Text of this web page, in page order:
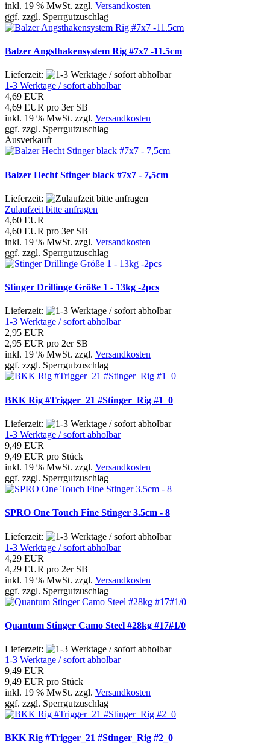
inkl. 19 % MwSt. zzgl. Versandkosten
ggf. zzgl. Sperrgutzuschlag
Balzer Angsthakensystem Rig #7x7 -11.5cm
Lieferzeit:
1-3 Werktage / sofort abholbar
4,69 EUR
4,69 EUR pro 3er SB
inkl. 19 % MwSt. zzgl. Versandkosten
ggf. zzgl. Sperrgutzuschlag
Ausverkauft
Balzer Hecht Stinger black #7x7 - 7,5cm
Lieferzeit:
Zulaufzeit bitte anfragen
4,60 EUR
4,60 EUR pro 3er SB
inkl. 19 % MwSt. zzgl. Versandkosten
ggf. zzgl. Sperrgutzuschlag
Stinger Drillinge Größe 1 - 13kg -2pcs
Lieferzeit:
1-3 Werktage / sofort abholbar
2,95 EUR
2,95 EUR pro 2er SB
inkl. 19 % MwSt. zzgl. Versandkosten
ggf. zzgl. Sperrgutzuschlag
BKK Rig #Trigger_21 #Stinger_Rig #1_0
Lieferzeit:
1-3 Werktage / sofort abholbar
9,49 EUR
9,49 EUR pro Stück
inkl. 19 % MwSt. zzgl. Versandkosten
ggf. zzgl. Sperrgutzuschlag
SPRO One Touch Fine Stinger 3.5cm - 8
Lieferzeit:
1-3 Werktage / sofort abholbar
4,29 EUR
4,29 EUR pro 2er SB
inkl. 19 % MwSt. zzgl. Versandkosten
ggf. zzgl. Sperrgutzuschlag
Quantum Stinger Camo Steel #28kg #17#1/0
Lieferzeit:
1-3 Werktage / sofort abholbar
9,49 EUR
9,49 EUR pro Stück
inkl. 19 % MwSt. zzgl. Versandkosten
ggf. zzgl. Sperrgutzuschlag
BKK Rig #Trigger_21 #Stinger_Rig #2_0